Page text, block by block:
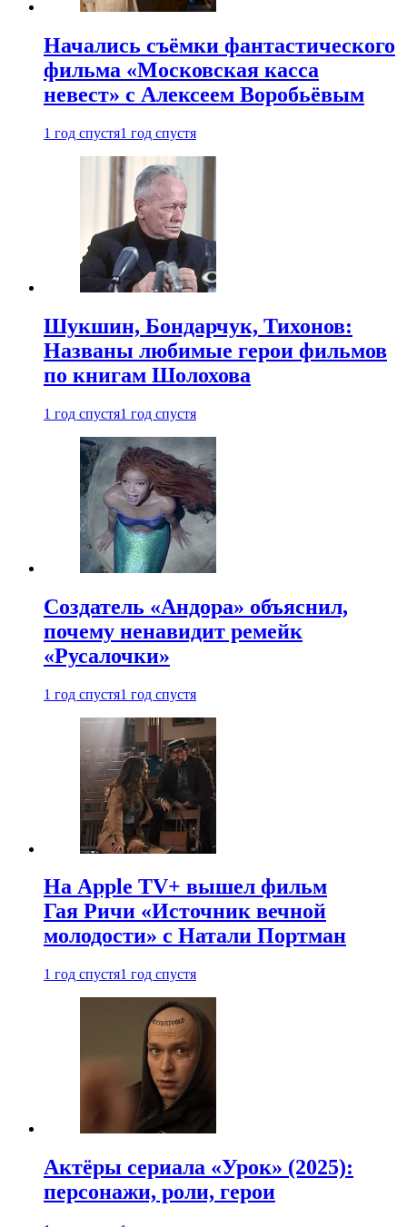
Начались съёмки фантастического
фильма «Московская касса
невест» с Алексеем Воробьёвым
1 год спустя1 год спустя
Шукшин, Бондарчук, Тихонов:
Названы любимые герои фильмов
по книгам Шолохова
1 год спустя1 год спустя
Создатель «Андора» объяснил,
почему ненавидит ремейк
«Русалочки»
1 год спустя1 год спустя
На Apple TV+ вышел фильм
Гая Ричи «Источник вечной
молодости» с Натали Портман
1 год спустя1 год спустя
Актёры сериала «Урок» (2025):
персонажи, роли, герои